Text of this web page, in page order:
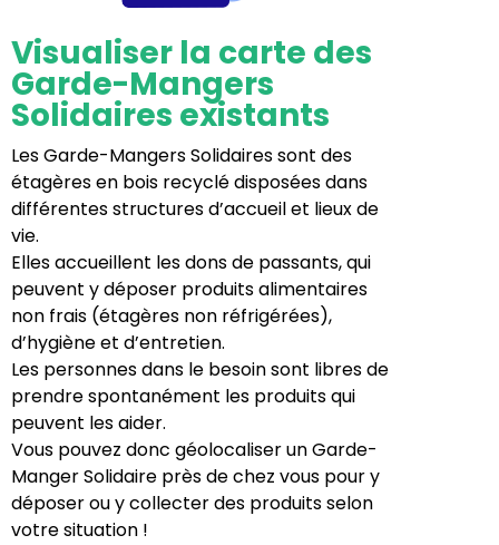
Visualiser la carte des
Garde-Mangers
Solidaires existants
Les Garde-Mangers Solidaires sont des
étagères en bois recyclé disposées dans
différentes structures d’accueil et lieux de
vie.
Elles accueillent les dons de passants, qui
peuvent y déposer produits alimentaires
non frais (étagères non réfrigérées),
d’hygiène et d’entretien.
Les personnes dans le besoin sont libres de
prendre spontanément les produits qui
peuvent les aider.
Vous pouvez donc géolocaliser un Garde-
Manger Solidaire près de chez vous pour y
déposer ou y collecter des produits selon
votre situation !